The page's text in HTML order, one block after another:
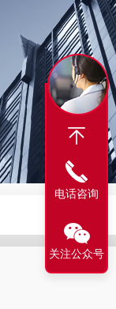
电话咨询
关注公众号